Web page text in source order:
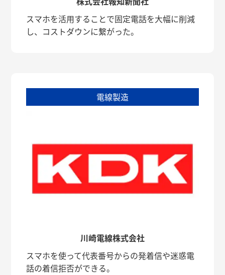
スマホを活用することで固定電話を大幅に削減
し、コストダウンに繋がった。
電線製造
川崎電線株式会社
スマホを使って代表番号からの発着信や迷惑電
話の着信拒否ができる。